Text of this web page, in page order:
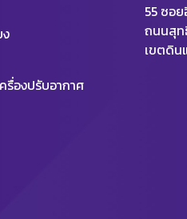
รื่องปรับอากาศ
55 ซอ
ถนนสุท
เขตดิน